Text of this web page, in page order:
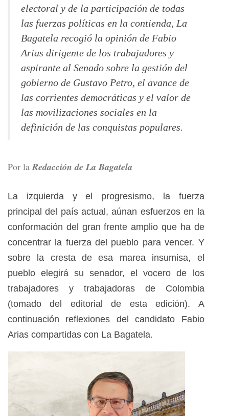
electoral y de la participación de todas
las fuerzas políticas en la contienda, La
Bagatela recogió la opinión de Fabio
Arias dirigente de los trabajadores y
aspirante al Senado sobre la gestión del
gobierno de Gustavo Petro, el avance de
las corrientes democráticas y el valor de
las movilizaciones sociales en la
definición de las conquistas populares.
Por la Redacción de La Bagatela
La izquierda y el progresismo, la fuerza
principal del país actual, aúnan esfuerzos en la
conformación del gran frente amplio que ha de
concentrar la fuerza del pueblo para vencer. Y
sobre la cresta de esa marea insumisa, el
pueblo elegirá su senador, el vocero de los
trabajadores y trabajadoras de Colombia
(tomado del editorial de esta edición). A
continuación reflexiones del candidato Fabio
Arias compartidas con La Bagatela.